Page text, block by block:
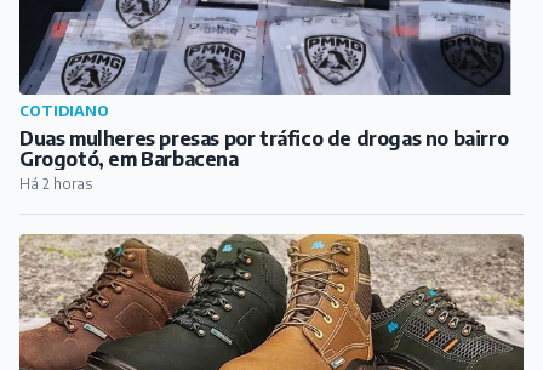
COTIDIANO
Duas mulheres presas por tráfico de drogas no bairro
Grogotó, em Barbacena
Há 2 horas